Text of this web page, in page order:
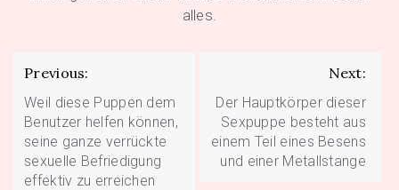
alles.
Beitragsnavigation
Previous:
Weil diese Puppen dem
Benutzer helfen können,
seine ganze verrückte
sexuelle Befriedigung
effektiv zu erreichen
Next:
Der Hauptkörper dieser
Sexpuppe besteht aus
einem Teil eines Besens
und einer Metallstange